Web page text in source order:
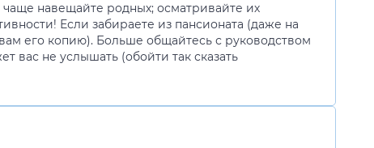
навещайте родных; осматривайте их
Если забираете из пансионата (даже на
его копию). Больше общайтесь с руководством
вас не услышать (обойти так сказать